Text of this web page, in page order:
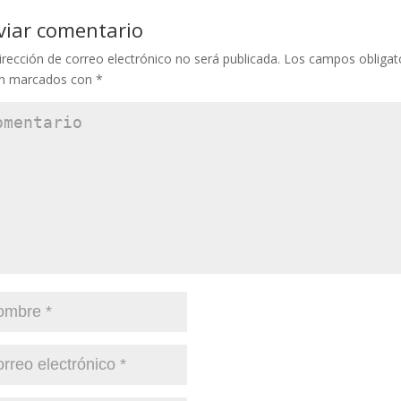
comentario
de correo electrónico no será publicada. Los campos
marcados con *